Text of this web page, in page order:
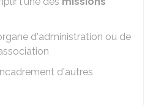
d'administration ou de
d'autres